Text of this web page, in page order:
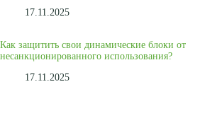
17.11.2025
Как защитить свои динамические блоки от
несанкционированного использования?
17.11.2025